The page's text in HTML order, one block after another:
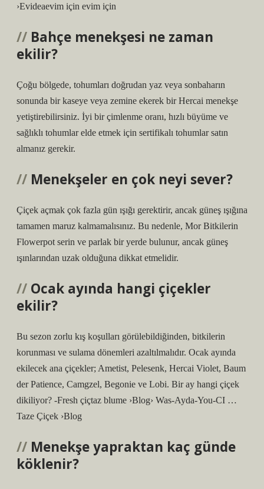
›Evideaevim için evim için
Bahçe menekşesi ne zaman
ekilir?
Çoğu bölgede, tohumları doğrudan yaz veya sonbaharın
sonunda bir kaseye veya zemine ekerek bir Hercai menekşe
yetiştirebilirsiniz. İyi bir çimlenme oranı, hızlı büyüme ve
sağlıklı tohumlar elde etmek için sertifikalı tohumlar satın
almanız gerekir.
Menekşeler en çok neyi sever?
Çiçek açmak çok fazla gün ışığı gerektirir, ancak güneş ışığına
tamamen maruz kalmamalısınız. Bu nedenle, Mor Bitkilerin
Flowerpot serin ve parlak bir yerde bulunur, ancak güneş
ışınlarından uzak olduğuna dikkat etmelidir.
Ocak ayında hangi çiçekler
ekilir?
Bu sezon zorlu kış koşulları görülebildiğinden, bitkilerin
korunması ve sulama dönemleri azaltılmalıdır. Ocak ayında
ekilecek ana çiçekler; Ametist, Pelesenk, Hercai Violet, Baum
der Patience, Camgzel, Begonie ve Lobi. Bir ay hangi çiçek
dikiliyor? -Fresh çiçtaz blume ›Blog› Was-Ayda-You-CI …
Taze Çiçek ›Blog
Menekşe yapraktan kaç günde
köklenir?